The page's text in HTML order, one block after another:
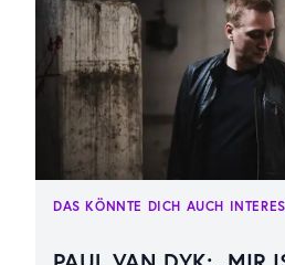
DAS KÖNNTE DICH AUCH